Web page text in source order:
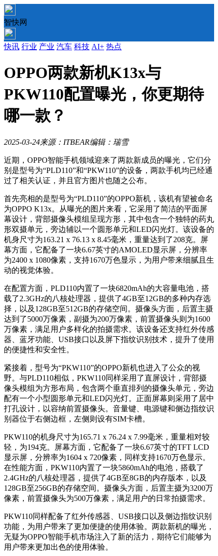
智快网
快讯 行业 产业 汽车 科技 AI+ 热点
OPPO两款新机K13x与
PKW110配置曝光，你更期待
哪一款？
2025-03-24来源：ITBEAR编辑：瑞雪
近期，OPPO智能手机领域迎来了两款新成员的曝光，它们分
别是型号为“PLD110”和“PKW110”的设备，两款手机均已经通
过了相关认证，并且官方图片也随之公布。
首先亮相的是型号为“PLD110”的OPPO新机，该机有望被命名
为OPPO K13x。从曝光的图片来看，它采用了简洁的平面屏
幕设计，背部摄像头模组呈现方形，其中包含一个独特的药丸
形双摄单元，旁边辅以一个圆形单元和LED闪光灯。该设备的
机身尺寸为163.21 x 76.13 x 8.45毫米，重量达到了208克。屏
幕方面，它配备了一块6.67英寸的AMOLED显示屏，分辨率
为2400 x 1080像素，支持1670万色显示，为用户带来细腻且生
动的视觉体验。
在配置方面，PLD110内置了一块6820mAh的大容量电池，搭
载了2.3GHz的八核处理器，提供了4GB至12GB的多种内存选
择，以及128GB至512GB的存储空间。摄像头方面，后置主摄
达到了5000万像素，副摄为200万像素，前置摄像头则为1600
万像素，满足用户多样化的拍摄需求。该设备还支持红外传感
器、蓝牙功能、USB接口以及屏下指纹识别技术，提升了使用
的便捷性和安全性。
紧接着，型号为“PKW110”的OPPO新机也进入了公众的视
野。与PLD110相似，PKW110同样采用了直屏设计，背部摄
像头模组为方形布局，包含两个垂直排列的摄像头单元，旁边
配有一个小型圆形单元和LED闪光灯。正面屏幕则采用了居中
打孔设计，以容纳前置摄像头。音量键、电源键和侧边指纹识
别器位于右侧边框，左侧则设有SIM卡槽。
PKW110的机身尺寸为165.71 x 76.24 x 7.99毫米，重量相对较
轻，为194克。屏幕方面，它配备了一块6.67英寸的TFT LCD
显示屏，分辨率为1604 x 720像素，同样支持1670万色显示。
在性能方面，PKW110内置了一块5860mAh的电池，搭载了
2.4GHz的八核处理器，提供了4GB至8GB的内存版本，以及
128GB至256GB的存储空间。摄像头方面，后置主摄为3200万
像素，前置摄像头为500万像素，满足用户的日常拍摄需求。
PKW110同样配备了红外传感器、USB接口以及侧边指纹识别
功能，为用户带来了更加便捷的使用体验。两款新机的曝光，
无疑为OPPO智能手机市场注入了新的活力，期待它们能够为
用户带来更加出色的使用体验。